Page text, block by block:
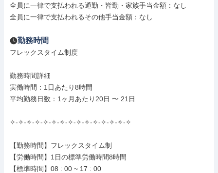
全員に一律で支払われる通勤・皆勤・家族手当金額：なし
全員に一律で支払われるその他手当金額：なし
勤務時間
フレックスタイム制度
勤務時間詳細
実働時間：1日あたり8時間
平均勤務日数：1ヶ月あたり20日 〜 21日
✧-✧-✧-✧-✧-✧-✧-✧-✧-✧-✧-✧-✧-✧-✧
【勤務時間】フレックスタイム制
【労働時間】1日の標準労働時間8時間
【標準時間】08 : 00 ~ 17 : 00